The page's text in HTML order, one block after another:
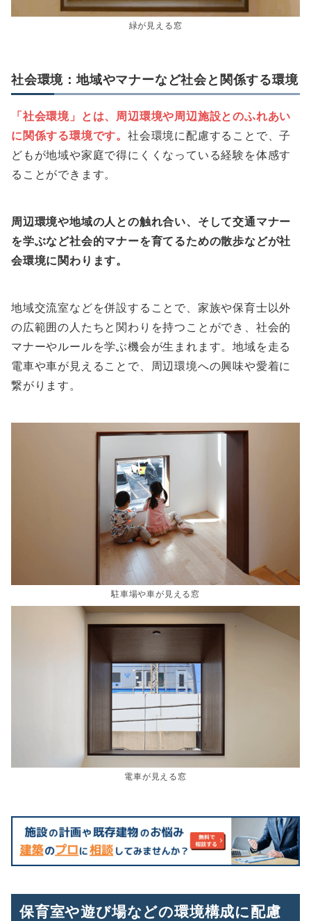
緑が見える窓
社会環境：地域やマナーなど社会と関係する環境
「社会環境」とは、周辺環境や周辺施設とのふれあい
に関係する環境です。 社会環境に配慮することで、子
どもが地域や家庭で得にくくなっている経験を体感す
ることができます。
周辺環境や地域の人との触れ合い、そして交通マナー
を学ぶなど社会的マナーを育てるための散歩などが社
会環境に関わります。
地域交流室などを併設することで、家族や保育士以外
の広範囲の人たちと関わりを持つことができ、社会的
マナーやルールを学ぶ機会が生まれます。地域を走る
電車や車が見えることで、周辺環境への興味や愛着に
繋がります。
駐車場や車が見える窓
電車が見える窓
保育室や遊び場などの環境構成に配慮